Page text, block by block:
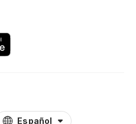
Español